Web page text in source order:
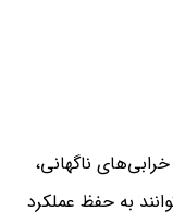
ناگهانی،
به حفظ عملکرد